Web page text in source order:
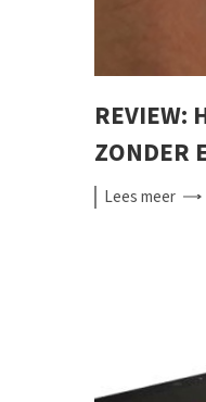
REVIEW:
ZONDER
Leesmeer